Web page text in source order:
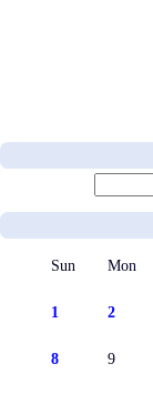
Sun Mon
1 2
8 9